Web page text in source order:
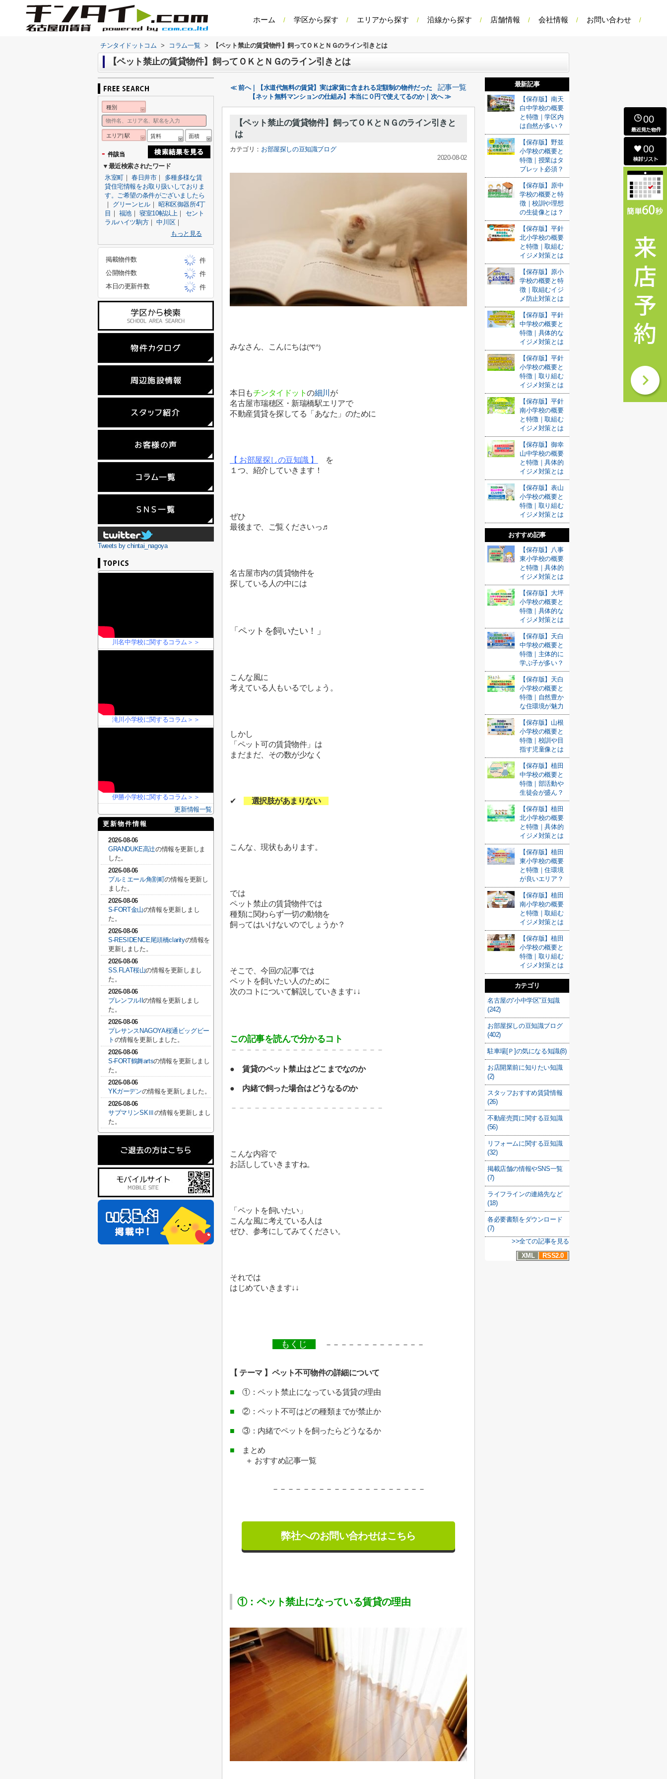
ホーム 学区から探す エリアから探す 沿線から探す 店舗情報 会社情報 お問い合わせ
チンタイドットコム > コラム一覧 > 【ペット禁止の賃貸物件】飼ってＯＫとＮＧのライン引きとは
【ペット禁止の賃貸物件】飼ってＯＫとＮＧのライン引きとは
≪ 前へ｜【水道代無料の賃貸】実は家賃に含まれる定額制の物件だった 記事一覧
【ネット無料マンションの仕組み】本当に０円で使えてるのか｜次へ ≫
【ペット禁止の賃貸物件】飼ってＯＫとＮＧのライン引きと
は
カテゴリ： お部屋探しの豆知識ブログ
2020-08-02
みなさん、こんにちは(^∇^)
本日もチンタイドットの細川 が
名古屋市瑞穂区・新瑞橋駅エリアで
不動産賃貸を探してる「あなた」のために
【 お部屋探しの豆知識 】
を
１つ、紹介していきます！
ぜひ
最後まで、ご覧くださいっ♬
名古屋市内の賃貸物件を
探している人の中には
「ペットを飼いたい！」
こんな風に
考えている人もいるでしょう。
しかし
「ペット可の賃貸物件」は
まだまだ、その数が少なく
✔ 選択肢があまりない
こんな、現状もあります。
では
ペット禁止の賃貸物件では
種類に関わらず一切の動物を
飼ってはいけないのでしょうか？
そこで、今回の記事では
ペットを飼いたい人のために
次のコトについて解説していきます↓↓
この記事を読んで分かるコト
－－－－－－－－－－－－－－－－－－－－
●賃貸のペット禁止はどこまでなのか
● 内緒で飼った場合はどうなるのか
－－－－－－－－－－－－－－－－－－－－
こんな内容で
お話ししていきますね。
「ペットを飼いたい」
こんな風に考えている人は
ぜひ、参考にしてみてください。
それでは
はじめていきます↓↓
もくじ －－－－－－－－－－－－－
【 テーマ 】ペット不可物件の詳細について
■ ①：ペット禁止になっている賃貸の理由
■ ②：ペット不可はどの種類までが禁止か
■ ③：内緒でペットを飼ったらどうなるか
■ まとめ
＋ おすすめ記事一覧
－－－－－－－－－－－－－－－－－－－－
弊社へのお問い合わせはこちら
①：ペット禁止になっている賃貸の理由
最新記事
【保存版】南天
白中学校の概要
と特徴｜学区内
は自然が多い？
【保存版】野並
小学校の概要と
特徴｜授業はタ
ブレット必須？
【保存版】原中
学校の概要と特
徴｜校訓や理想
の生徒像とは？
【保存版】平針
北小学校の概要
と特徴｜取組む
イジメ対策とは
【保存版】原小
学校の概要と特
徴｜取組むイジ
メ防止対策とは
【保存版】平針
中学校の概要と
特徴｜具体的な
イジメ対策とは
【保存版】平針
小学校の概要と
特徴｜取り組む
イジメ対策とは
【保存版】平針
南小学校の概要
と特徴｜取組む
イジメ対策とは
【保存版】御幸
山中学校の概要
と特徴｜具体的
イジメ対策とは
【保存版】表山
小学校の概要と
特徴｜取り組む
イジメ対策とは
おすすめ記事
【保存版】八事
東小学校の概要
と特徴｜具体的
イジメ対策とは
【保存版】大坪
小学校の概要と
特徴｜具体的な
イジメ対策とは
【保存版】天白
中学校の概要と
特徴｜主体的に
学ぶ子が多い？
【保存版】天白
小学校の概要と
特徴｜自然豊か
な住環境が魅力
【保存版】山根
小学校の概要と
特徴｜校訓や目
指す児童像とは
【保存版】植田
中学校の概要と
特徴｜部活動や
生徒会が盛ん？
【保存版】植田
北小学校の概要
と特徴｜具体的
イジメ対策とは
【保存版】植田
東小学校の概要
と特徴｜住環境
が良いエリア？
【保存版】植田
南小学校の概要
と特徴｜取組む
イジメ対策とは
【保存版】植田
小学校の概要と
特徴｜取り組む
イジメ対策とは
カテゴリ
名古屋の“小中学区”豆知識
(242)
お部屋探しの豆知識ブログ
(402)
駐車場[Ｐ]の気になる知識(8)
お店開業前に知りたい知識
(2)
スタッフおすすめ賃貸情報
(26)
不動産売買に関する豆知識
(56)
リフォームに関する豆知識
(32)
掲載店舗の情報やSNS一覧
(7)
ライフラインの連絡先など
(18)
各必要書類をダウンロード
(7)
>>全ての記事を見る
XML
RSS2.0
種別
エリア| 駅 賃料 面積
- 件該当
▼最近検索されたワード
氷室町｜春日井市｜ 多種多様な賃
貸住宅情報をお取り扱いしておりま
す。ご希望の条件がございましたら
｜ グリーンヒル｜ 昭和区御器所4丁
目 ｜ 福池 ｜寝室10帖以上｜ セント
ラルハイツ駒方｜中川区｜
もっと見る
掲載物件数
件
公開物件数
件
本日の更新件数
件
Tweets by chintai_nagoya
川名中学校に関するコラム＞＞
滝川小学校に関するコラム＞＞
伊勝小学校に関するコラム＞＞
更新情報一覧
更新物件情報
2026-08-06
GRANDUKE高辻の情報を更新しま
した。
2026-08-06
プルミエール角割町の情報を更新し
ました。
2026-08-06
S-FORT金山の情報を更新しまし
た。
2026-08-06
S-RESIDENCE尾頭橋clarityの情報を
更新しました。
2026-08-06
SS.FLAT桜山の情報を更新しまし
た。
2026-08-06
プレンフルIIの情報を更新しまし
た。
2026-08-06
プレサンスNAGOYA桜通ビッグビー
ト の情報を更新しました。
2026-08-06
S-FORT鶴舞artsの情報を更新しまし
た。
2026-08-06
YKガーデンの情報を更新しました。
2026-08-06
サブマリンSKⅢ の情報を更新しまし
た。
00
00